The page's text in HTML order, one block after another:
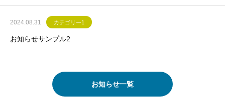
2024.08.31 カテゴリー1
お知らせサンプル2
お知らせ一覧